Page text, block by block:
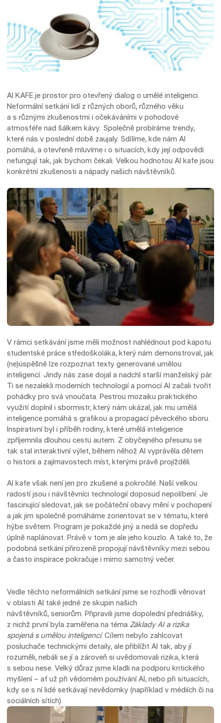
AI KAFE je prostor pro otevřený dialog o umělé inteligenci.
Neformální setkání lidí z různých oborů, různého věku
a s různými zkušenostmi i očekáváními v pohodové
atmosféře nad šálkem kávy. Společně probíráme trendy,
které nás v poslední době zaujaly. Sdílíme, kde nám AI
pomáhá, a otevřeně mluvíme i o situacích, kdy její odpovědi
nefungují tak, jak bychom čekali. Velkou hodnotou AI kafe jsou
konkrétní zkušenosti a nápady našich návštěvníků.
V rámci setkávání jsme měli možnost nahlédnout pod kapotu
studentské práce středoškoláka, který nám demonstroval, jak
(ne)úspěšně lze rozpoznat texty generované umělou
inteligencí. Jindy nás zase dojal a nadchl starší manželský pár.
Ti se nezalekli moderních technologií a pomocí AI začali tvořit
pohádky pro svá vnoučata. Pestrou mozaiku praktického
využití doplnil i sbormistr, který nám ukázal, jak mu umělá
inteligence pomáhá s grafikou a propagací pěveckého sboru.
Inspirativní byl i příběh rodiny, které umělá inteligence
zpříjemnila dlouhou cestu autem. Z obyčejného přesunu se
tak stal interaktivní výlet, během něhož AI vyprávěla dětem
o historii a zajímavostech míst, kterými právě projížděli.
AI kafe však není jen pro zkušené a pokročilé. Naší velkou
radostí jsou i návštěvníci technologií doposud nepolíbení. Je
fascinující sledovat, jak se počáteční obavy mění v pochopení
a jak jim společně pomáháme zorientovat se v tématu, které
hýbe světem. Program je pokaždé jiný a nedá se dopředu
úplně naplánovat. Právě v tom je ale jeho kouzlo. A také to, že
podobná setkání přirozeně propojují návštěvníky mezi sebou
a často inspirace pokračuje i mimo samotný večer.
Vedle těchto neformálních setkání jsme se rozhodli věnovat
v oblasti AI také jedné ze skupin našich
návštěvníků, seniorům. Připravili jsme dopolední přednášky,
z nichž první byla zaměřena na téma Základy AI a rizika
spojená s umělou inteligencí. Cílem nebylo zahlcovat
posluchače technickými detaily, ale přiblížit AI tak, aby jí
rozuměli, nebáli se jí a zároveň si uvědomovali rizika, která
s sebou nese. Velký důraz jsme kladli na podporu kritického
myšlení – ať už při vědomém používání AI, nebo při situacích,
kdy se s ní lidé setkávají nevědomky (například v médiích či na
sociálních sítích).